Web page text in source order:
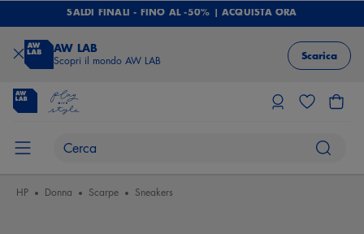
SALDI FINALI - FINO AL -50% | ACQUISTA ORA
AW LAB
Scopri il mondo AW LAB Scarica
HP Donna Scarpe Sneakers